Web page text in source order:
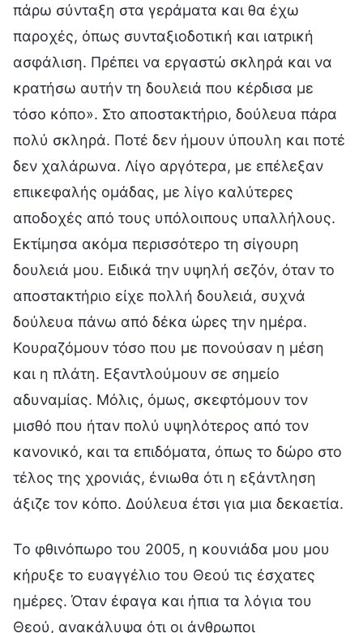
πάρω σύνταξη στα γεράματα και θα έχω
παροχές, όπως συνταξιοδοτική και ιατρική
ασφάλιση. Πρέπει να εργαστώ σκληρά και να
κρατήσω αυτήν τη δουλειά που κέρδισα με
τόσο κόπο». Στο αποστακτήριο, δούλευα πάρα
πολύ σκληρά. Ποτέ δεν ήμουν ύπουλη και ποτέ
δεν χαλάρωνα. Λίγο αργότερα, με επέλεξαν
επικεφαλής ομάδας, με λίγο καλύτερες
αποδοχές από τους υπόλοιπους υπαλλήλους.
Εκτίμησα ακόμα περισσότερο τη σίγουρη
δουλειά μου. Ειδικά την υψηλή σεζόν, όταν το
αποστακτήριο είχε πολλή δουλειά, συχνά
δούλευα πάνω από δέκα ώρες την ημέρα.
Κουραζόμουν τόσο που με πονούσαν η μέση
και η πλάτη. Εξαντλούμουν σε σημείο
αδυναμίας. Μόλις, όμως, σκεφτόμουν τον
μισθό που ήταν πολύ υψηλότερος από τον
κανονικό, και τα επιδόματα, όπως το δώρο στο
τέλος της χρονιάς, ένιωθα ότι η εξάντληση
άξιζε τον κόπο. Δούλευα έτσι για μια δεκαετία.
Το φθινόπωρο του 2005, η κουνιάδα μου μου
κήρυξε το ευαγγέλιο του Θεού τις έσχατες
ημέρες. Όταν έφαγα και ήπια τα λόγια του
Θεού, ανακάλυψα ότι οι άνθρωποι